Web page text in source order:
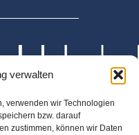
verwalten
verwenden wir Technologien
bzw. darauf
zustimmen, können wir Daten